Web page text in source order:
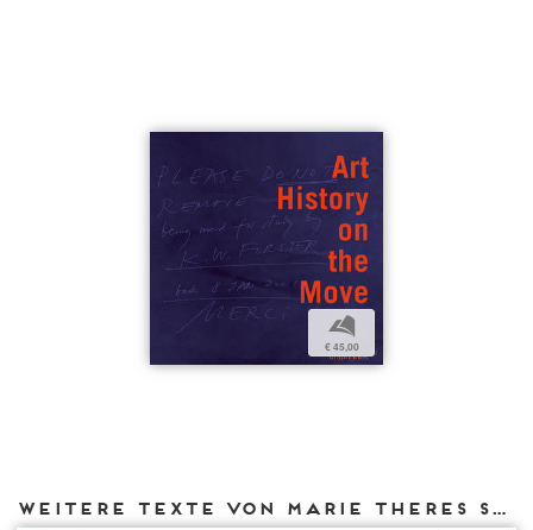
b
€ 45,00
Weitere Texte von Marie Theres Stauffer bei DIAPHANES